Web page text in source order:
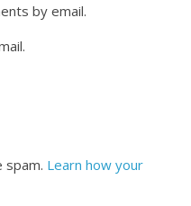
by email.
spam. Learn how your